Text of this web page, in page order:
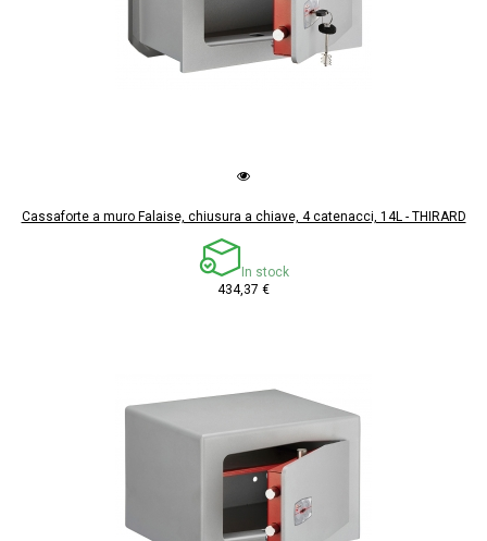
Cassaforte a muro Falaise, chiusura a chiave, 4 catenacci, 14L - THIRARD
In stock
434,37 €